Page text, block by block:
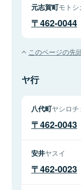
元志賀町モトシ
462-0044
このページの先
ヤ行
八代町ヤシロチ
462-0043
安井ヤスイ
462-0023